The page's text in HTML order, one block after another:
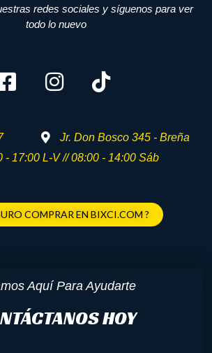
redes sociales y síguenos para ver
todo lo nuevo
Jr. Don Bosco 345 - Breña
- 17:00 L-V // 08:00 - 14:00 Sáb
COMPRAR EN BIXCI.COM ?
Aquí Para Ayudarte
HOY